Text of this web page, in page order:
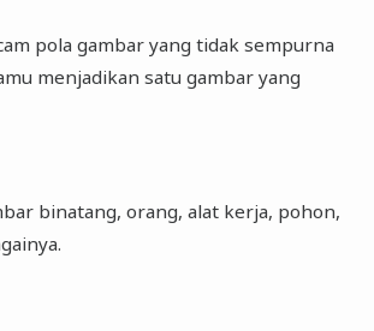
pola gambar yang tidak sempurna
menjadikan satu gambar yang
binatang, orang, alat kerja, pohon,